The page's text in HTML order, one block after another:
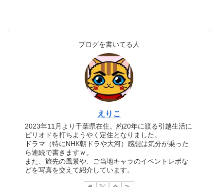
ブログを書いてる人
えりこ
2023年11月より千葉県在住。約20年に渡る引越生活に
ピリオドを打ちようやく定住となりました。
ドラマ（特にNHK朝ドラや大河）感想は気分が乗った
ら連続で書きますｗ。
また、旅先の風景や、ご当地キャラのイベントレポな
どを写真を交えて紹介しています。